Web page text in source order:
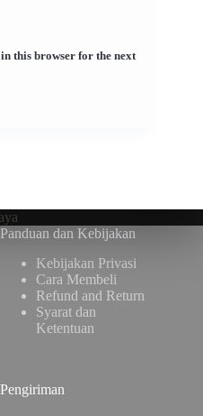
this browser for the next
Panduan dan Kebijakan
Kebijakan Privasi
Cara Membeli
Refund and Return
Syarat dan
Ketentuan
Pengiriman